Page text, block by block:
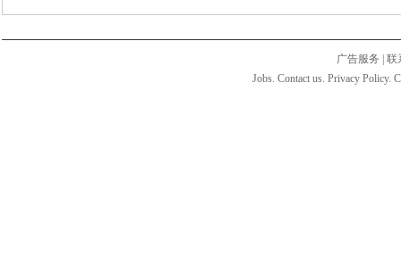
广告服务
联
Jobs. Contact us. Privacy Policy.